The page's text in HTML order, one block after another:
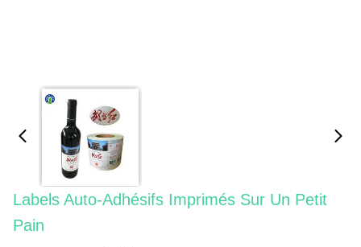
Labels Auto-Adhésifs Imprimés Sur Un Petit
Pain